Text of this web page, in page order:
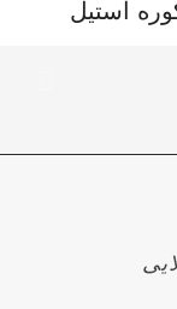
استیل